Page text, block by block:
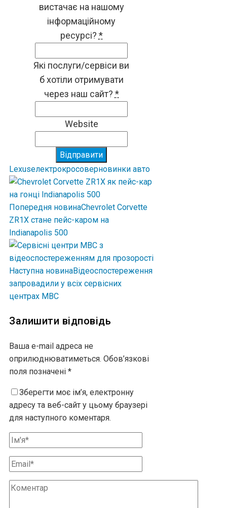
вистачає на нашому
інформаційному
ресурсі? *
Які послуги/сервіси ви
б хотіли отримувати
через наш сайт? *
Website
Відправити
Lexusелектрокросоверновинки авто
Попередня новинаChevrolet Corvette
ZR1X стане пейс-каром на
Indianapolis 500
Наступна новинаВідеоспостереження
запровадили у всіх сервісних
центрах МВС
Залишити відповідь
Ваша e-mail адреса не
оприлюднюватиметься. Обов’язкові
поля позначені *
Зберегти моє ім’я, електронну
адресу та веб-сайт у цьому браузері
для наступного коментаря.